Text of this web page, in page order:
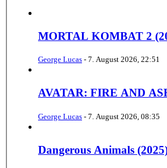
MORTAL KOMBAT 2
George Lucas - 7. August 2026, 22:51
AVATAR: FIRE AND
George Lucas - 7. August 2026, 08:35
Dangerous Animals